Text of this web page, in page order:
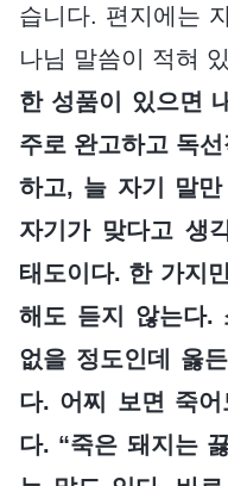
습니다. 편지에는
나님 말씀이 적혀
한 성품이 있으면
주로 완고하고 독
하고, 늘 자기 말
자기가 맞다고 생
태도이다. 한 가지
해도 듣지 않는다.
없을 정도인데 옳
다. 어찌 보면 죽
다. “죽은 돼지는